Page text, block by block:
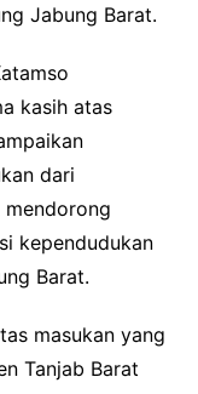
Jabung Barat.
kasih atas
dari
mendorong
kependudukan
Barat.
masukan yang
Tanjab Barat